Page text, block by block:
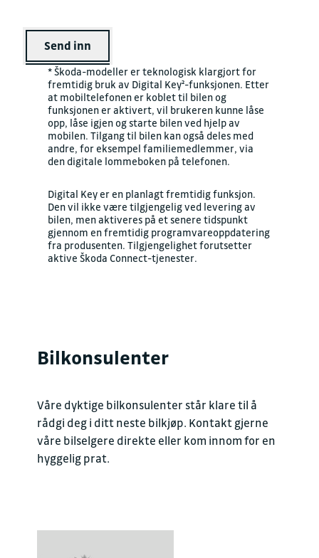
Send inn
* Škoda-modeller er teknologisk klargjort for
fremtidig bruk av Digital Key²-funksjonen. Etter
at mobiltelefonen er koblet til bilen og
funksjonen er aktivert, vil brukeren kunne låse
opp, låse igjen og starte bilen ved hjelp av
mobilen. Tilgang til bilen kan også deles med
andre, for eksempel familiemedlemmer, via
den digitale lommeboken på telefonen.
Digital Key er en planlagt fremtidig funksjon.
Den vil ikke være tilgjengelig ved levering av
bilen, men aktiveres på et senere tidspunkt
gjennom en fremtidig programvareoppdatering
fra produsenten. Tilgjengelighet forutsetter
aktive Škoda Connect-tjenester.
Bilkonsulenter
Våre dyktige bilkonsulenter står klare til å
rådgi deg i ditt neste bilkjøp. Kontakt gjerne
våre bilselgere direkte eller kom innom for en
hyggelig prat.